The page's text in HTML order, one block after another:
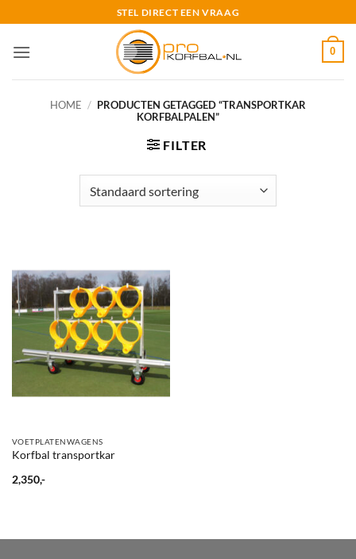
naar
inhoud
STEL DIRECT EEN VRAAG
0
HOME / PRODUCTEN GETAGGED “TRANSPORTKAR
KORFBALPALEN”
FILTER
VOETPLATENWAGENS
Korfbal transportkar
2,350,-